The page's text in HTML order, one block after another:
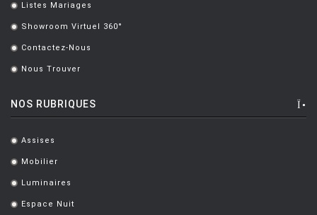
OLUCE
OPINION CIATTI
PLANIKA
POULSEN
. Listes Mariages
. Showroom Virtuel 360°
. Contactez-Nous
. Nous Trouver
NOS RUBRIQUES
. Assises
. Mobilier
. Luminaires
. Espace Nuit